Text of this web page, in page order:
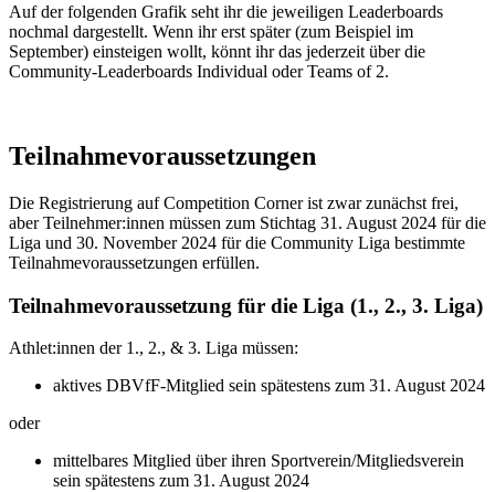
Auf der folgenden Grafik seht ihr die jeweiligen Leaderboards
nochmal dargestellt. Wenn ihr erst später (zum Beispiel im
September) einsteigen wollt, könnt ihr das jederzeit über die
Community-Leaderboards Individual oder Teams of 2.
Teilnahmevoraussetzungen
Die Registrierung auf Competition Corner ist zwar zunächst frei,
aber Teilnehmer:innen müssen zum Stichtag 31. August 2024 für die
Liga und 30. November 2024 für die Community Liga bestimmte
Teilnahmevoraussetzungen erfüllen.
Teilnahmevoraussetzung für die Liga (1., 2., 3. Liga)
Athlet:innen der 1., 2., & 3. Liga müssen:
aktives DBVfF-Mitglied sein spätestens zum 31. August 2024
oder
mittelbares Mitglied über ihren Sportverein/Mitgliedsverein
sein spätestens zum 31. August 2024